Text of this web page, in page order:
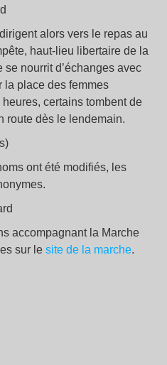
alors vers le repas au
haut-lieu libertaire de la
nourrit d’échanges avec
la place des femmes
certains tombent de
route dès le lendemain.
ont été modifiés, les
accompagnant la Marche
sur le site de la marche.